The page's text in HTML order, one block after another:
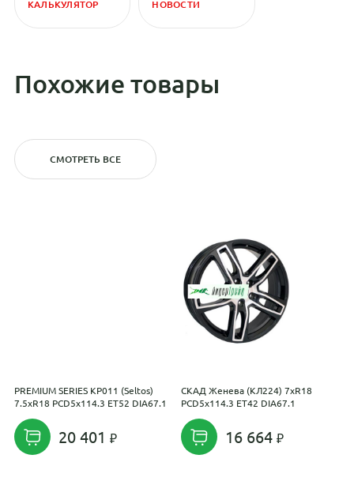
КАЛЬКУЛЯТОР НОВОСТИ
Похожие товары
СМОТРЕТЬ ВСЕ
PREMIUM SERIES КР011 (Seltos)
7.5xR18 PCD5x114.3 ET52 DIA67.1
20 401
СКАД Женева (КЛ224) 7xR18
PCD5x114.3 ET42 DIA67.1
16 664